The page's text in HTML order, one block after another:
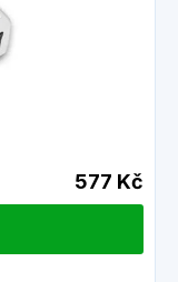
577 Kč